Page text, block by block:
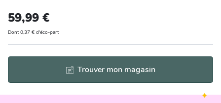
59,99 €
Dont 0,37 € d'éco-part
Trouver mon magasin